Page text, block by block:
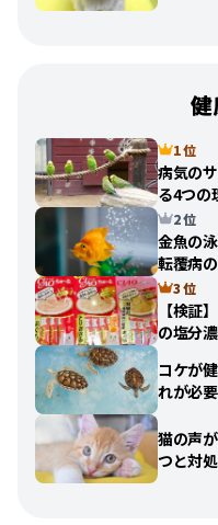
1 位
病気の
る4つの
2 位
金魚の
転覆病
3 位
【検証
の塩分
コケが
れが必
猫の声
つと対